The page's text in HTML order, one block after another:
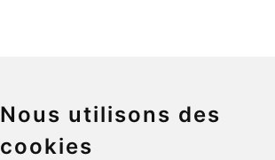
Nous utilisons des
cookies